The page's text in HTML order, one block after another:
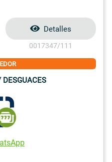
Detalles
0017347/111
DESGUACES